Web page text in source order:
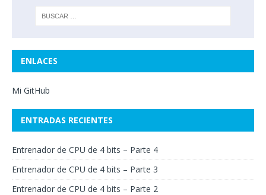
ENLACES
Mi GitHub
ENTRADAS RECIENTES
Entrenador de CPU de 4 bits – Parte 4
Entrenador de CPU de 4 bits – Parte 3
Entrenador de CPU de 4 bits – Parte 2